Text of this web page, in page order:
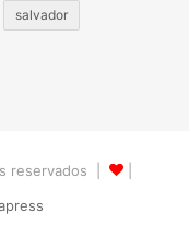
salvador
reservados |